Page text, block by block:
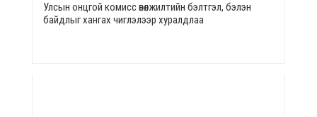
Улсын онцгой комисс өвөлжилтийн бэлтгэл, бэлэн
байдлыг хангах чиглэлээр хуралдлаа